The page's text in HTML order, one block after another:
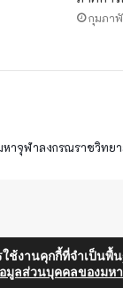
กุมภา
จุฬาลงกรณราชวิทยา
ช้งานคุกกี้ที่จำเป็น
มูลส่วนบุคคลของมห